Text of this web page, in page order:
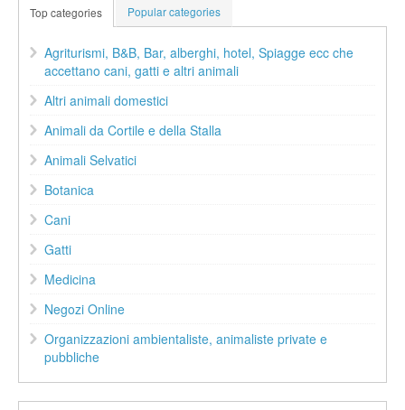
Top categories Popular categories
Agriturismi, B&B, Bar, alberghi, hotel, Spiagge ecc che
accettano cani, gatti e altri animali
Altri animali domestici
Animali da Cortile e della Stalla
Animali Selvatici
Botanica
Cani
Gatti
Medicina
Negozi Online
Organizzazioni ambientaliste, animaliste private e
pubbliche